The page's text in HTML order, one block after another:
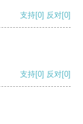
支持[0] 反对[0]
支持[0] 反对[0]